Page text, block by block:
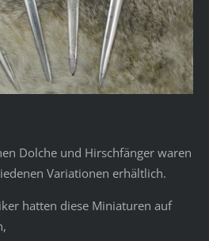
Dolche und Hirschfänger waren
Variationen erhältlich.
hatten diese Miniaturen auf